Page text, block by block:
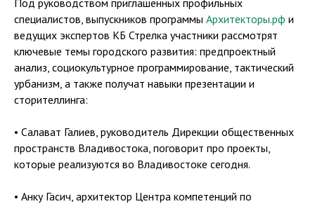
специалистов, выпускников программы Архитекторы.рф и
ведущих экспертов КБ Стрелка участники рассмотрят
ключевые темы городского развития: предпроектный
анализ, социокультурное программирование, тактический
урбанизм, а также получат навыки презентации и
сторителлинга:
• Салават Галиев, руководитель Дирекции общественных
пространств Владивостока, поговорит про проекты,
которые реализуются во Владивостоке сегодня.
• Анку Гасич, архитектор Центра компетенций по